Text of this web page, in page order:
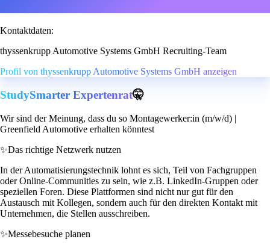
Kontaktdaten:
thyssenkrupp Automotive Systems GmbH Recruiting-Team
Profil von thyssenkrupp Automotive Systems GmbH anzeigen
StudySmarter Expertenrat🤫
Wir sind der Meinung, dass du so Montagewerker:in (m/w/d) |
Greenfield Automotive erhalten könntest
✨Das richtige Netzwerk nutzen
In der Automatisierungstechnik lohnt es sich, Teil von Fachgruppen
oder Online-Communities zu sein, wie z.B. LinkedIn-Gruppen oder
speziellen Foren. Diese Plattformen sind nicht nur gut für den
Austausch mit Kollegen, sondern auch für den direkten Kontakt mit
Unternehmen, die Stellen ausschreiben.
✨Messebesuche planen